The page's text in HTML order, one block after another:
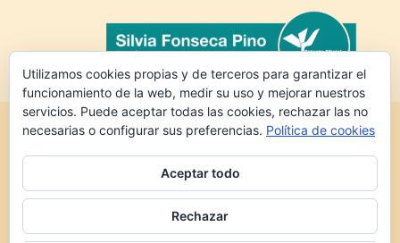
Copyright 2022 Silvia Fonseca Pino | Todos los
derechos reservados |Política de
privacidad|Política de cookies
Utilizamos cookies propias y de terceros para garantizar el
funcionamiento de la web, medir su uso y mejorar nuestros
servicios. Puede aceptar todas las cookies, rechazar las no
necesarias o configurar sus preferencias. Política de cookies
Aceptar todo
Rechazar